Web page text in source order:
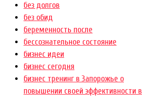
без долгов
без обид
беременность после
бессознательное состояние
бизнес идеи
бизнес сегодня
бизнес тренинг в Запорожье о
повышении своей эффективности в